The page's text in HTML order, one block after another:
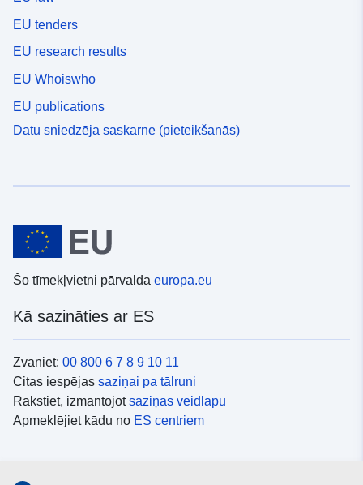
EU tenders
EU research results
EU Whoiswho
EU publications
Datu sniedzēja saskarne (pieteikšanās)
Šo tīmekļvietni pārvalda europa.eu
Kā sazināties ar ES
Zvaniet: 00 800 6 7 8 9 10 11
Citas iespējas saziņai pa tālruni
Rakstiet, izmantojotsaziņas veidlapu
Apmeklējiet kādu no ES centriem